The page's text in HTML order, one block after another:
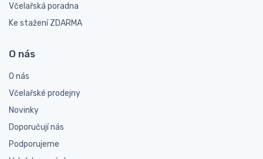
Včelařská poradna
Ke stažení ZDARMA
O nás
O nás
Včelařské prodejny
Novinky
Doporučují nás
Podporujeme